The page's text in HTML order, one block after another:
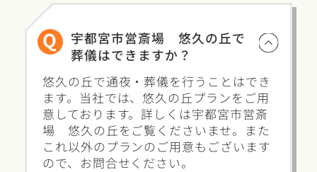
Q
宇都宮市営斎場 悠久の丘で
葬儀はできますか？
悠久の丘で通夜・葬儀を行うことはでき
ます。当社では、悠久の丘プランをご用
意しております。詳しくは宇都宮市営斎
場 悠久の丘をご覧くださいませ。また
これ以外のプランのご用意もございます
ので、お問合せください。